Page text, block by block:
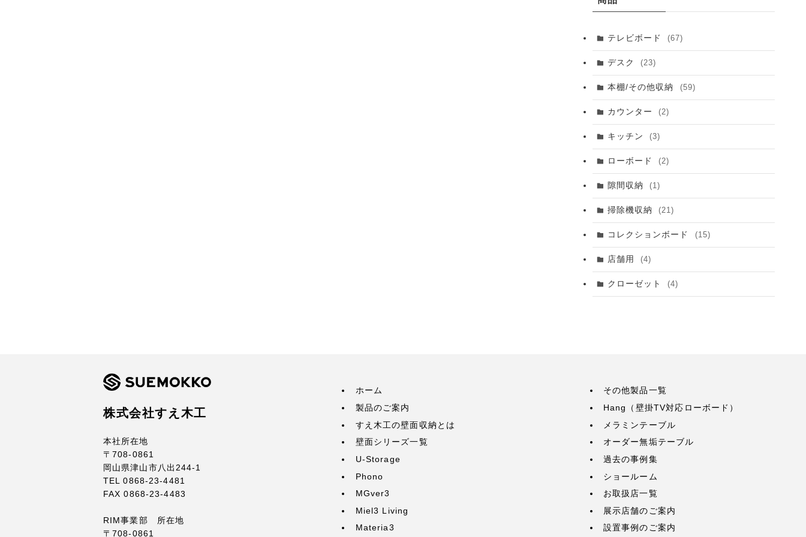
テレビボード (67)
デスク (23)
本棚/その他収納 (59)
カウンター (2)
キッチン (3)
ローボード (2)
隙間収納 (1)
掃除機収納 (21)
コレクションボード (15)
店舗用 (4)
クローゼット (4)
株式会社すえ木工
本社所在地
〒708-0861
岡山県津山市八出244-1
TEL 0868-23-4481
FAX 0868-23-4483
RIM事業部 所在地
〒708-0861
ホーム
製品のご案内
すえ木工の壁面収納とは
壁面シリーズ一覧
U-Storage
Phono
MGver3
Miel3 Living
Materia3
その他製品一覧
Hang（壁掛TV対応ローボード）
メラミンテーブル
オーダー無垢テーブル
過去の事例集
ショールーム
お取扱店一覧
展示店舗のご案内
設置事例のご案内